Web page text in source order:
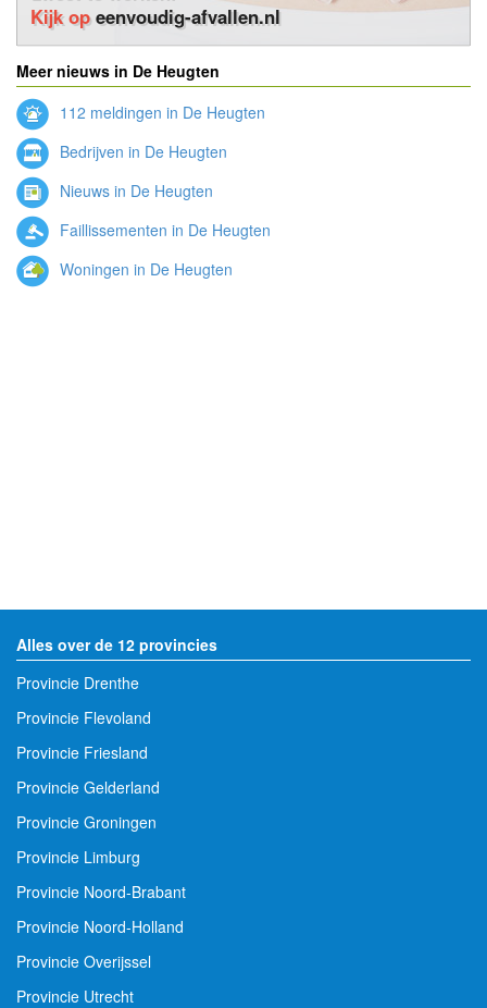
Kijk opeenvoudig-afvallen.nl
Meer nieuws in De Heugten
112 meldingen in De Heugten
Bedrijven in De Heugten
Nieuws in De Heugten
Faillissementen in De Heugten
Woningen in De Heugten
Alles over de 12 provincies
Provincie Drenthe
Provincie Flevoland
Provincie Friesland
Provincie Gelderland
Provincie Groningen
Provincie Limburg
Provincie Noord-Brabant
Provincie Noord-Holland
Provincie Overijssel
Provincie Utrecht